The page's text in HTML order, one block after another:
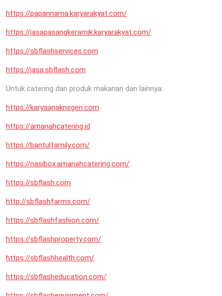
https://papannama.karyarakyat.com/
https://jasapasangkeramik.karyarakyat.com/
https://sbflashservices.com
https://jasa.sbflash.com
Untuk catering dan produk makanan dan lainnya:
https://karyaanaknegeri.com
https://amanahcatering.id
https://bantulfamily.com/
https://nasibox.amanahcatering.com/
https://sbflash.com
http://sbflashfarms.com/
https://sbflashfashion.com/
https://sbflashproperty.com/
https://sbflashhealth.com/
https://sbflasheducation.com/